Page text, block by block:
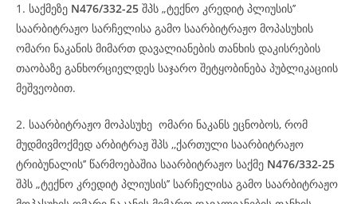
1. საქმეზე N476/332-25 შპს „ტექნო კრედიტ პლიუსის’’
საარბიტრაჟო სარჩელისა გამო საარბიტრაჟო მოპასუხის
ომარი ნაკანის მიმართ დავალიანების თანხის დაკისრების
თაობაზე განხორციელდეს საჯარო შეტყობინება პუბლიკაციის
მეშვეობით.
2. საარბიტრაჟო მოპასუხე ომარი ნაკანს ეცნობოს, რომ
მუდმივმოქმედ არბიტრაჟ შპს ,,ქართული საარბიტრაჟო
ტრიბუნალის’’ წარმოებაშია საარბიტრაჟო საქმე N476/332-25
შპს „ტექნო კრედიტ პლიუსის’’ სარჩელისა გამო საარბიტრაჟო